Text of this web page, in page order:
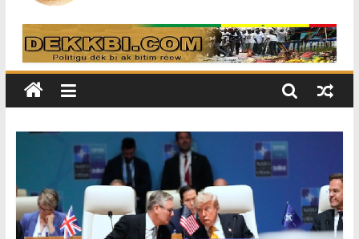
sélectionneurs sur 10 déjà partis
Sécheresse: Faut-il stocker l’eau?
À Ceuta, le bilan des morts monte à
75 côté espagnol, 11 côté marocain